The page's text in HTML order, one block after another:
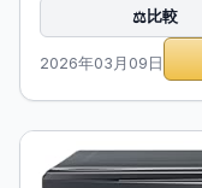
⚖️比較
2026年03月09日